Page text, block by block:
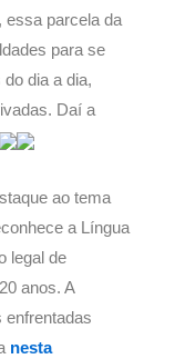
essa parcela da
para se
dia a dia,
Daí a
ao tema
a Língua
legal de
anos. A
enfrentadas
nesta